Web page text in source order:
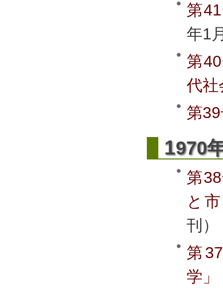
第
年1
第
代社
第
1970
第
と
刊）
第
学」